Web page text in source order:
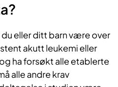
du eller ditt barn være over
akutt leukemi eller
ha forsøkt alle etablerte
alle andre krav